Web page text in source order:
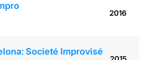
2016
Societé Improvisé